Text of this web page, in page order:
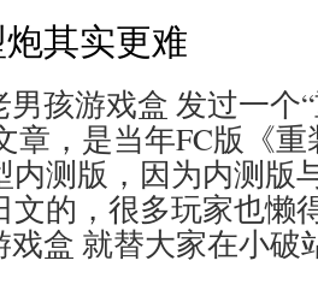
其实更难
男孩游戏盒 发过一个
章，是当年FC版《
内测版，因为内测版
文的，很多玩家也懒
戏盒 就替大家在小破